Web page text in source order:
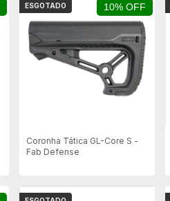
10% OFF
ESGOTADO
Coronha Tática GL-Core S -
Fab Defense